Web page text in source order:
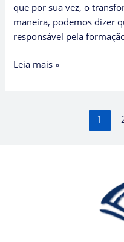
que por sua vez, o
maneira, podemos dizer
responsável pela
Leia mais »
1